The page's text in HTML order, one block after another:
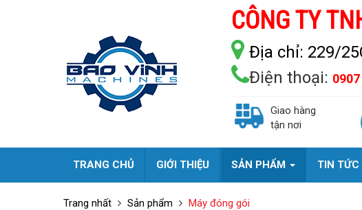
CÔNG TY
Địa chỉ: 229/
Điện thoại:
Giao hàng
tận nơi
TRANG CHỦ GIỚI THIỆU SẢN PHẨM TIN TỨC
Trang nhất Sản phẩm Máy đóng gói